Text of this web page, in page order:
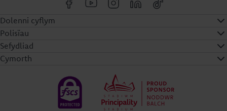
Dolenni cyflym
Polisïau
Sefydliad
Cymorth